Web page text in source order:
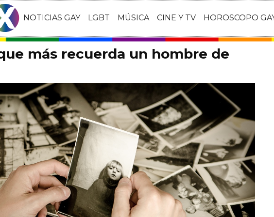
NOTICIAS GAY LGBT MÚSICA CINE Y TV HOROSCOPO
más recuerda un hombre de